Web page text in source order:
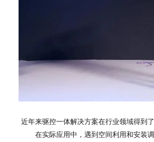
近年来驱控一体解决方案在行业领域得到
在实际应用中，遇到空间利用和安装